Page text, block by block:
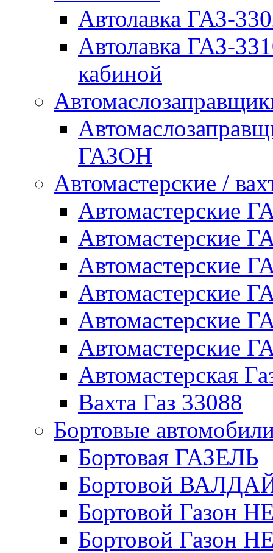
Автолавка ГАЗ-
Автолавка ГАЗ-
кабиной
ГАЗОН
Автомастерские /
Автомастерские
Автомастерские
Автомастерские
Автомастерские
Автомастерские
Автомастерская
Вахта Газ 33088
Бортовые
Бортовая ГАЗЕЛЬ
Бортовой
Бортовой Газон
Бортовой Газон